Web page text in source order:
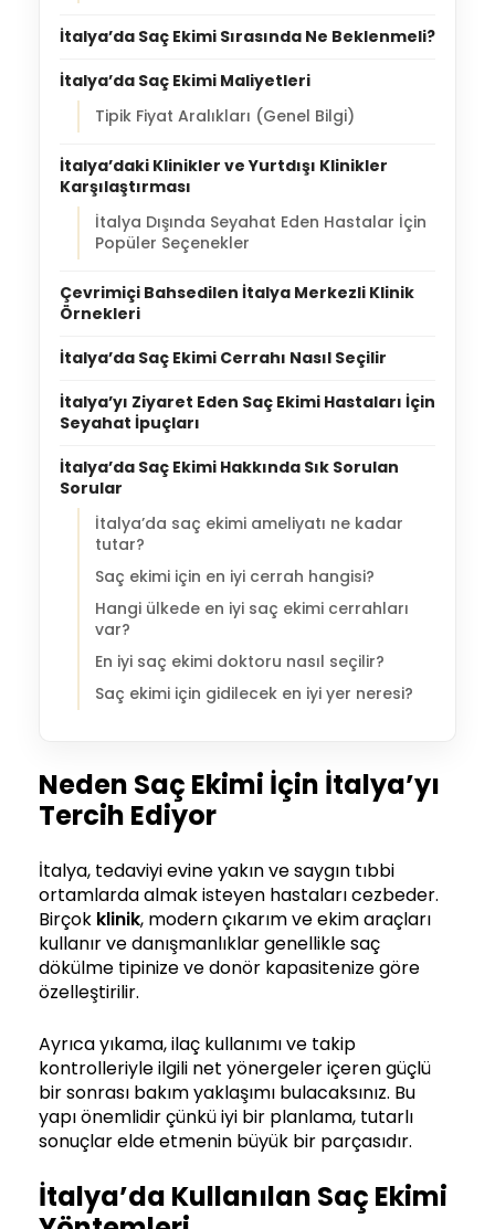
İtalya’da Saç Ekimi Sırasında Ne Beklenmeli?
İtalya’da Saç Ekimi Maliyetleri
Tipik Fiyat Aralıkları (Genel Bilgi)
İtalya’daki Klinikler ve Yurtdışı Klinikler
Karşılaştırması
İtalya Dışında Seyahat Eden Hastalar İçin
Popüler Seçenekler
Çevrimiçi Bahsedilen İtalya Merkezli Klinik
Örnekleri
İtalya’da Saç Ekimi Cerrahı Nasıl Seçilir
İtalya’yı Ziyaret Eden Saç Ekimi Hastaları İçin
Seyahat İpuçları
İtalya’da Saç Ekimi Hakkında Sık Sorulan
Sorular
İtalya’da saç ekimi ameliyatı ne kadar
tutar?
Saç ekimi için en iyi cerrah hangisi?
Hangi ülkede en iyi saç ekimi cerrahları
var?
En iyi saç ekimi doktoru nasıl seçilir?
Saç ekimi için gidilecek en iyi yer neresi?
Neden Saç Ekimi İçin İtalya’yı
Tercih Ediyor
İtalya, tedaviyi evine yakın ve saygın tıbbi
ortamlarda almak isteyen hastaları cezbeder.
Birçok klinik, modern çıkarım ve ekim araçları
kullanır ve danışmanlıklar genellikle saç
dökülme tipinize ve donör kapasitenize göre
özelleştirilir.
Ayrıca yıkama, ilaç kullanımı ve takip
kontrolleriyle ilgili net yönergeler içeren güçlü
bir sonrası bakım yaklaşımı bulacaksınız. Bu
yapı önemlidir çünkü iyi bir planlama, tutarlı
sonuçlar elde etmenin büyük bir parçasıdır.
İtalya’da Kullanılan Saç Ekimi